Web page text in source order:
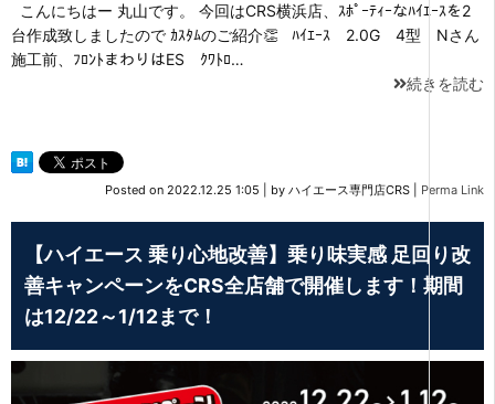
こんにちはー 丸山です。 今回はCRS横浜店、ｽﾎﾟｰﾃｨｰなﾊｲｴｰｽを2
台作成致しましたので ｶｽﾀﾑのご紹介👏 ﾊｲｴｰｽ 2.0G 4型 Nさん
施工前、ﾌﾛﾝﾄまわりはES ｸﾜﾄﾛ…
続きを読む
Posted on 2022.12.25 1:05 by ハイエース専門店CRS Perma Link
【ハイエース 乗り心地改善】乗り味実感 足回り改
善キャンペーンをCRS全店舗で開催します！期間
は12/22～1/12まで！